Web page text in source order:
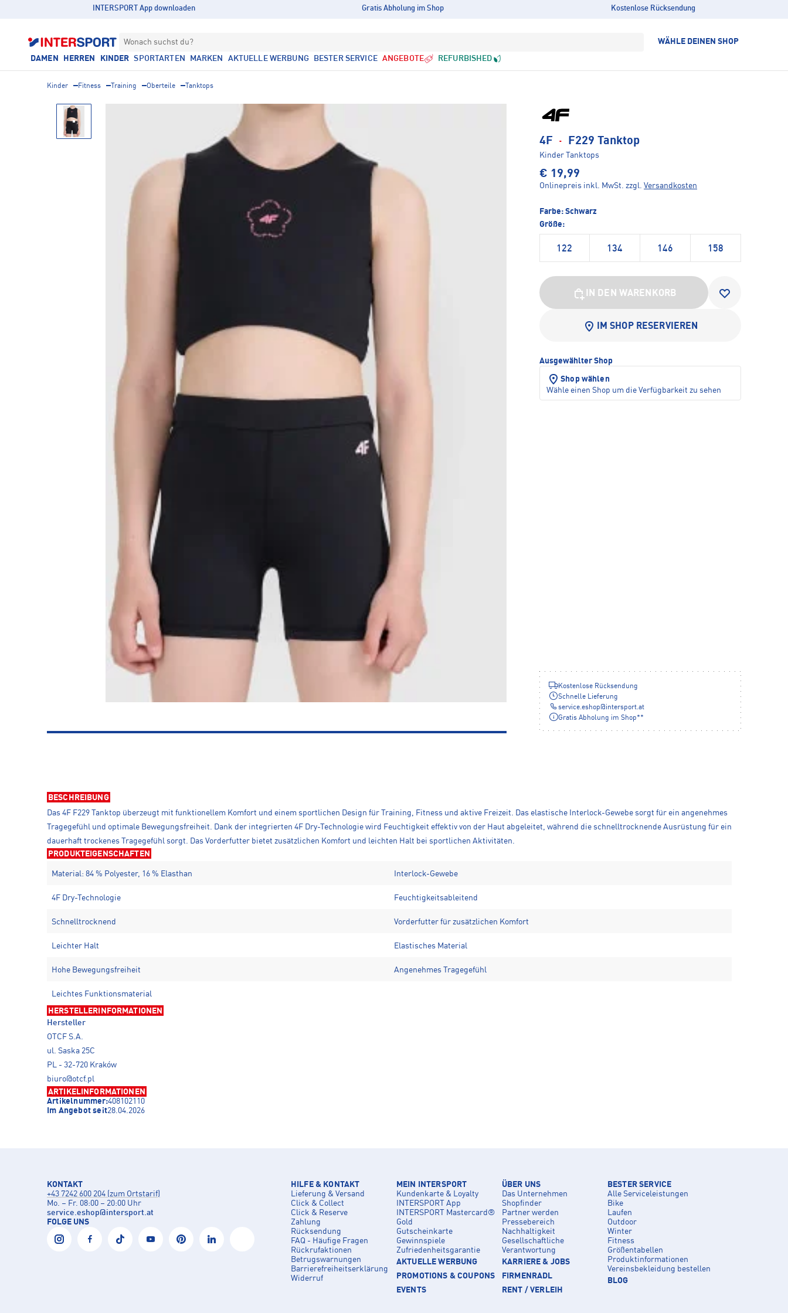
INTERSPORT App downloaden Gratis Abholung im Shop Kostenlose Rücksendung
Wonach suchst du? WÄHLE DEINEN SHOP
DAMEN HERREN KINDER SPORTARTEN MARKEN AKTUELLE WERBUNG BESTER SERVICE ANGEBOTE REFURBISHED
Kinder Fitness Training Oberteile Tanktops
4F · F229 Tanktop
Kinder Tanktops
€ 19,99
Onlinepreis inkl. MwSt. zzgl. Versandkosten
Farbe: Schwarz
Größe:
122 134 146 158
IN DEN WARENKORB
IM SHOP RESERVIEREN
Ausgewählter Shop
Shop wählen
Wähle einen Shop um die Verfügbarkeit zu sehen
Kostenlose Rücksendung
Schnelle Lieferung
service.eshop@intersport.at
Gratis Abholung im Shop**
BESCHREIBUNG
Das 4F F229 Tanktop überzeugt mit funktionellem Komfort und einem sportlichen Design für Training, Fitness und aktive Freizeit. Das elastische Interlock-Gewebe sorgt für ein angenehmes
Tragegefühl und optimale Bewegungsfreiheit. Dank der integrierten 4F Dry-Technologie wird Feuchtigkeit effektiv von der Haut abgeleitet, während die schnelltrocknende Ausrüstung für ein
dauerhaft trockenes Tragegefühl sorgt. Das Vorderfutter bietet zusätzlichen Komfort und leichten Halt bei sportlichen Aktivitäten.
PRODUKTEIGENSCHAFTEN
Material: 84 % Polyester, 16 % Elasthan Interlock-Gewebe
4F Dry-Technologie Feuchtigkeitsableitend
Schnelltrocknend Vorderfutter für zusätzlichen Komfort
Leichter Halt Elastisches Material
Hohe Bewegungsfreiheit Angenehmes Tragegefühl
Leichtes Funktionsmaterial
HERSTELLERINFORMATIONEN
Hersteller
OTCF S.A.
ul. Saska 25C
PL - 32-720 Kraków
biuro@otcf.pl
ARTIKELINFORMATIONEN
Artikelnummer:408102110
Im Angebot seit28.04.2026
KONTAKT
+43 7242 600 204 (zum Ortstarif)
Mo. – Fr. 08:00 – 20:00 Uhr
service.eshop@intersport.at
FOLGE UNS
HILFE & KONTAKT
Lieferung & Versand
Click & Collect
Click & Reserve
Zahlung
Rücksendung
FAQ - Häufige Fragen
Rückrufaktionen
Betrugswarnungen
Barrierefreiheitserklärung
Widerruf
MEIN INTERSPORT
Kundenkarte & Loyalty
INTERSPORT App
INTERSPORT Mastercard®
Gold
Gutscheinkarte
Gewinnspiele
Zufriedenheitsgarantie
AKTUELLE WERBUNG
PROMOTIONS & COUPONS
EVENTS
ÜBER UNS
Das Unternehmen
Shopfinder
Partner werden
Pressebereich
Nachhaltigkeit
Gesellschaftliche
Verantwortung
KARRIERE & JOBS
FIRMENRADL
RENT / VERLEIH
BESTER SERVICE
Alle Serviceleistungen
Bike
Laufen
Outdoor
Winter
Fitness
Größentabellen
Produktinformationen
Vereinsbekleidung bestellen
BLOG